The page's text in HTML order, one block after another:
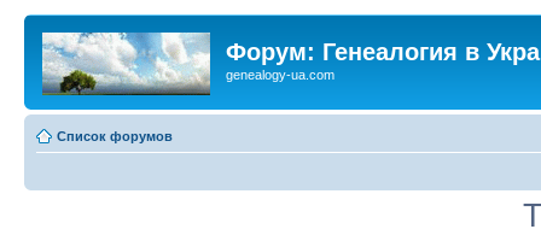
Форум: Генеалогия в
genealogy-ua.com
Список форумов